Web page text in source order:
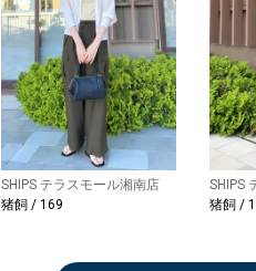
SHIPS テラスモール湘南店
猪飼 / 169
SHIPS
猪飼 /